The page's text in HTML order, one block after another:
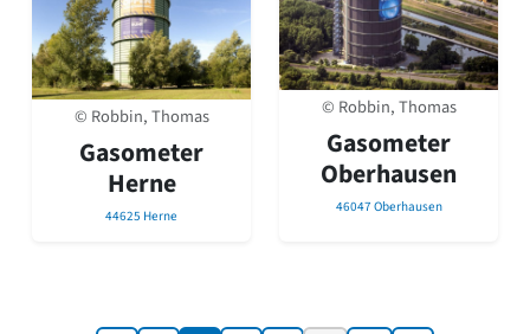
© Robbin, Thomas
Gasometer
Herne
44625 Herne
© Robbin, Thomas
Gasometer
Oberhausen
46047 Oberhausen